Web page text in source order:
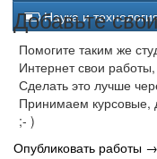
Наука и
Добавьте
Помогите таким же
Интернет свои
Сделать это лучше
Принимаем
;- )
Опубликовать работы →